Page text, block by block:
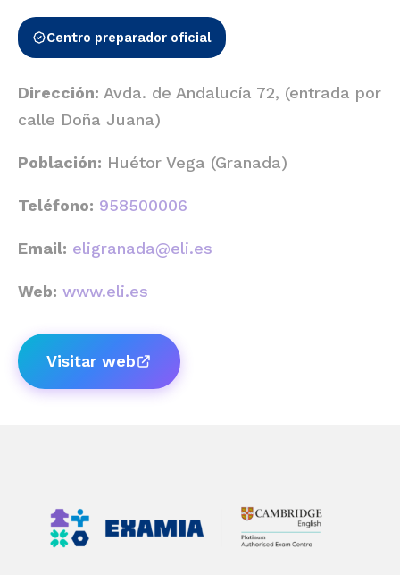
Centro preparador oficial
Dirección: Avda. de Andalucía 72, (entrada por
calle Doña Juana)
Población: Huétor Vega (Granada)
Teléfono: 958500006
Email: eligranada@eli.es
Web: www.eli.es
Visitar web